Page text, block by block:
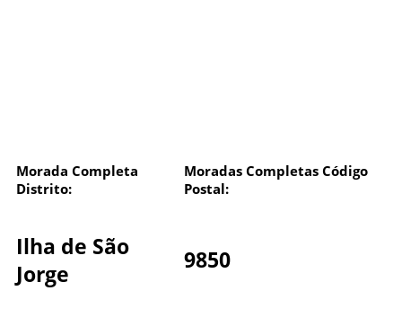
Morada Completa
Distrito:
Moradas Completas Código
Postal:
Ilha de São
Jorge
9850